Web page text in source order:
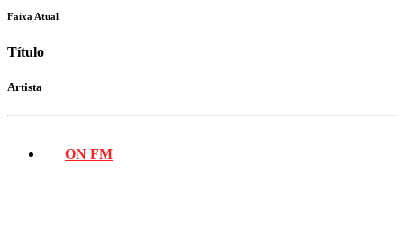
Faixa Atual
Título
Artista
ON FM